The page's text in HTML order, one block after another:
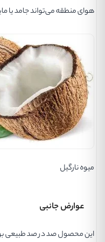
هوای منطقه می‌تواند جامد یا
میوه نارگیل
عوارض جانبی
این محصول صد در صد طبیعی